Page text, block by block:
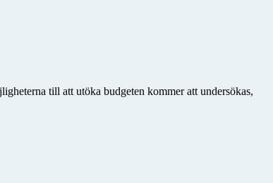
till att utöka budgeten kommer att undersökas,